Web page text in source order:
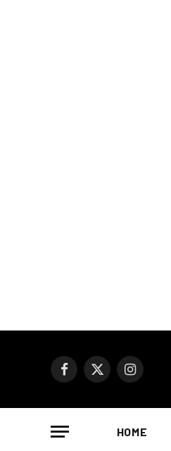
Facebook
X
Instagram
HOME